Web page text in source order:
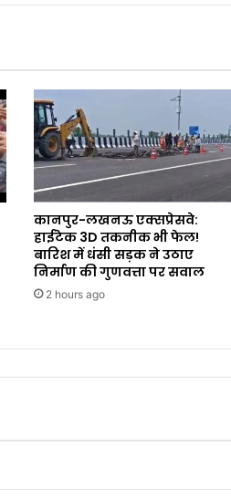
कानपुर-लखनऊ एक्सप्रेसवे:
हाईटेक 3D तकनीक भी फेल!
बारिश में धंसी सड़क ने उठाए
निर्माण की गुणवत्ता पर सवाल
2 hours ago